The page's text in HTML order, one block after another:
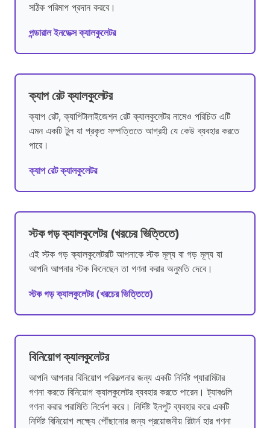
সঠিক পরিমাপ প্রদান করবে।
পন্ডারাল ইনডেক্স ক্যালকুলেটর
ক্যাপ রেট ক্যালকুলেটর
ক্যাপ রেট, ক্যাপিটালাইজেশন রেট ক্যালকুলেটর নামেও পরিচিত এটি
এমন একটি টুল যা প্রকৃত সম্পত্তিতে আগ্রহী যে কেউ ব্যবহার করতে
পারে।
ক্যাপ রেট ক্যালকুলেটর
স্টক গড় ক্যালকুলেটর (খরচের ভিত্তিতে)
এই স্টক গড় ক্যালকুলেটরটি আপনাকে স্টক মূল্য বা গড় মূল্য যা
আপনি আপনার স্টক কিনেছেন তা গণনা করার অনুমতি দেবে।
স্টক গড় ক্যালকুলেটর (খরচের ভিত্তিতে)
বিনিয়োগ ক্যালকুলেটর
আপনি আপনার বিনিয়োগ পরিকল্পনার জন্য একটি নির্দিষ্ট প্যারামিটার
গণনা করতে বিনিয়োগ ক্যালকুলেটর ব্যবহার করতে পারেন। ট্যাবগুলি
গণনা করার পরামিতি নির্দেশ করে। নির্দিষ্ট ইনপুট ব্যবহার করে একটি
নির্দিষ্ট বিনিয়োগ লক্ষ্যে পৌঁছানোর জন্য প্রয়োজনীয় রিটার্ন হার গণনা